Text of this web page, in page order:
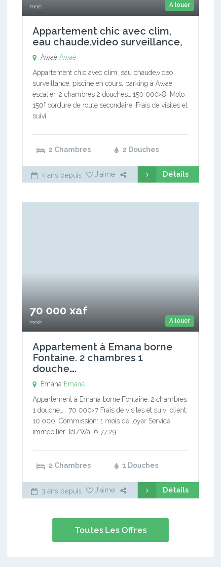
A louer
mois
Appartement chic avec clim,
eau chaude,video surveillance,
Awaé Awaé
Appartement chic avec clim, eau chaude,video
surveillance, piscine en cours, parking à Awae
escalier. 2 chambres 2 douches….150 000×8. Moto
150f bordure de route secondaire. Frais de visites et
suivi…
2 Chambres 2 Douches
4 ans depuis J'aime Détails
A louer
70 000 xaf
mois
Appartement à Emana borne
Fontaine. 2 chambres 1
douche….
Emana Emana
Appartement à Emana borne Fontaine. 2 chambres
1 douche…… 70 000×7 Frais de visites et suivi client:
10 000. Commission: 1 mois de loyer Service
immobilier Tél/Wa: 6 77 29…
2 Chambres 1 Douches
3 ans depuis J'aime Détails
Toutes Les Offres